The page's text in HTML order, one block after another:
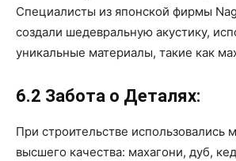
Специалисты из японской фирмы
создали шедевральную акустику,
уникальные материалы, такие как
6.2 Забота о Деталях:
При строительстве использовались
высшего качества: махагони, дуб,